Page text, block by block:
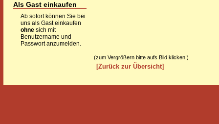
Als Gast einkaufen
Ab sofort können Sie bei
uns als Gast einkaufen
ohne sich mit
Benutzername und
Passwort anzumelden.
(zum Vergrößern bitte aufs Bild klicken!)
[Zurück zur Übersicht]